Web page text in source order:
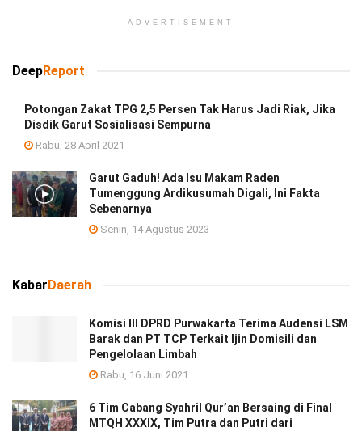
ADVERTISEMENT
DeepReport
Potongan Zakat TPG 2,5 Persen Tak Harus Jadi Riak, Jika
Disdik Garut Sosialisasi Sempurna
Rabu, 28 April 2021
Garut Gaduh! Ada Isu Makam Raden
Tumenggung Ardikusumah Digali, Ini Fakta
Sebenarnya
Senin, 14 Agustus 2023
Kabar Daerah
Komisi III DPRD Purwakarta Terima Audensi LSM
Barak dan PT TCP Terkait Ijin Domisili dan
Pengelolaan Limbah
Rabu, 16 Juni 2021
6 Tim Cabang Syahril Qur’an Bersaing di Final
MTQH XXXIX, Tim Putra dan Putri dari